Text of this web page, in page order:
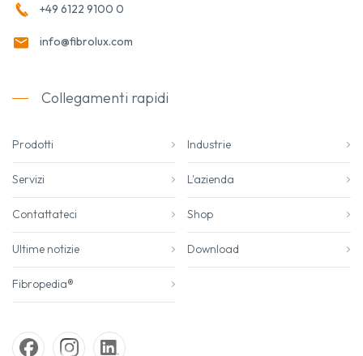
+49 6122 9100 0
info@fibrolux.com
Collegamenti rapidi
Prodotti Industrie
Servizi L'azienda
Contattateci Shop
Ultime notizie Download
Fibropedia®